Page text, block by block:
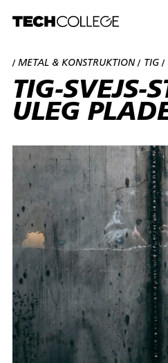
/METAL & KONSTRUKTION / TIG /
TIG-SVEJS-
ULEG